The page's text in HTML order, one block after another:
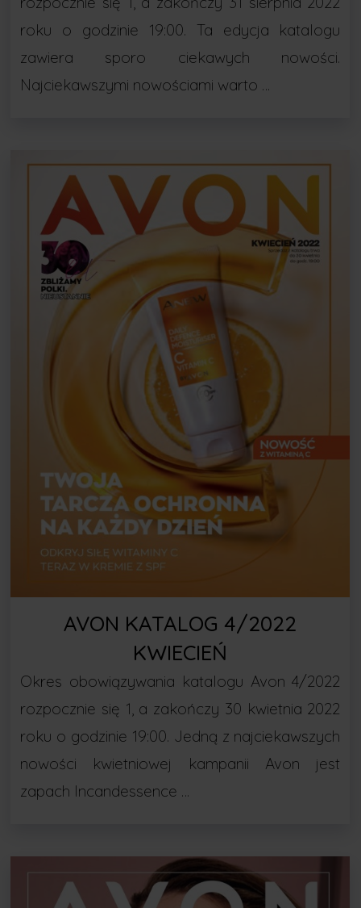
roku o godzinie 19:00. Ta edycja katalogu
zawiera sporo ciekawych nowości.
Najciekawszymi nowościami warto …
AVON KATALOG 4/2022
KWIECIEŃ
Okres obowiązywania katalogu Avon 4/2022
rozpocznie się 1, a zakończy 30 kwietnia 2022
roku o godzinie 19:00. Jedną z najciekawszych
nowości kwietniowej kampanii Avon jest
zapach Incandessence …